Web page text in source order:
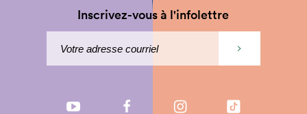
Inscrivez-vous à l'infolettre